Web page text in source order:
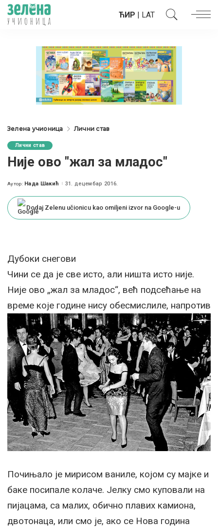
ЋИР | LAT
Зелена учионица Лични став
Лични став
Није ово "жал за младос"
Posted
Аутор: Нада Шакић 31. децембар 2016.
Dodaj Zelenu učionicu kao omiljeni izvor na Google-u
Дубоки снегови
Чини се да је све исто, али ништа исто није.
Није ово „жал за младос“, већ подсећање на
време које године нису обесмислиле, напротив
Почињало је мирисом ваниле, којом су мајке и
баке посипале колаче. Јелку смо куповали на
пијацама, са малих, обично плавих камиона,
двотонаца, или смо је, ако се Нова година